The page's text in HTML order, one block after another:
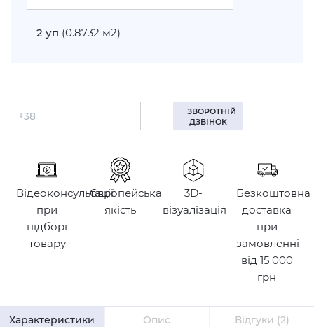
2 уп (0.8732 м2)
ЗВОРОТНІЙ
ДЗВІНОК
Відеоконсультації
при
підборі
товару
Європейська
якість
3D-
візуалізація
Безкоштовна
доставка
при
замовленні
від 15 000
грн
Характеристики Опис Відгуки (2)